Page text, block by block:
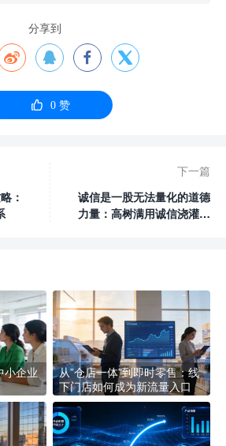
分享到
   
 0赞
：
下一篇
诚信是一股无法量化的道德
力量：高树满用诚信浇灌创
小企业
从”仓店一体”到即时零售：线
下门店如何成为新流量入口